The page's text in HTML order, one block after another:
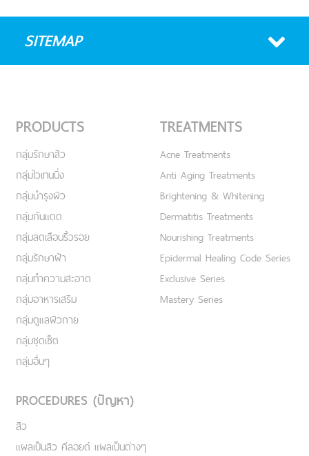
SITEMAP
PRODUCTS
กลุ่มรักษาสิว
กลุ่มไวเทนนิ่ง
กลุ่มบำรุงผิว
กลุ่มกันแดด
กลุ่มลดเลือนริ้วรอย
กลุ่มรักษาฝ้า
กลุ่มทำความสะอาด
กลุ่มอาหารเสริม
กลุ่มดูแลผิวกาย
กลุ่มชุดเซ็ต
กลุ่มอื่นๆ
TREATMENTS
Acne Treatments
Anti Aging Treatments
Brightening & Whitening
Dermatitis Treatments
Nourishing Treatments
Epidermal Healing Code Series
Exclusive Series
Mastery Series
PROCEDURES (ปัญหา)
สิว
แผลเป็นสิว คีลอยด์ แผลเป็นต่างๆ